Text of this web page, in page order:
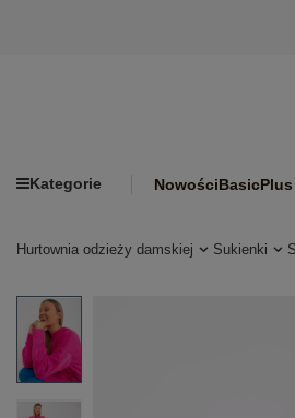
Kategorie NowościBasic
Hurtownia odzieży damskiej Sukienki